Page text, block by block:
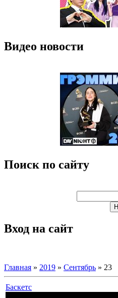
Видео новости
Поиск по сайту
Вход на сайт
Главная » 2019 » Сентябрь » 23
Баскетс